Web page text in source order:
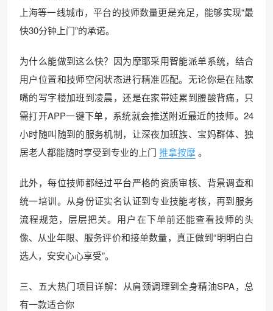
上海等一线城市，平台的技师数量更是充足，能够实现“最
快30分钟上门”的承诺。
为什么能做到这么快？因为摩耶采用智能派单系统，结合
用户位置和技师空闲状态进行精准匹配。无论你是在陆家
嘴的写字楼加班到凌晨，还是在家带娃累到腰酸背痛，只
需打开APP一键下单，系统就会推送附近最近的技师。24
小时随叫随到的服务机制，让深夜加班族、宝妈群体、独
居老人都能随时享受到专业的上门 推拿按摩。
此外，每位技师都经过平台严格的资质审核、背景调查和
统一培训。从身份证实名认证到专业技能考核，再到服务
流程规范，层层把关。用户在下单前还能查看技师的头
像、从业年限、服务评价和接单数量，真正做到“明明白白
选人，安安心心享受”。
三、五大热门项目详解：从肩颈调理到全身精油SPA，总
有一款适合你